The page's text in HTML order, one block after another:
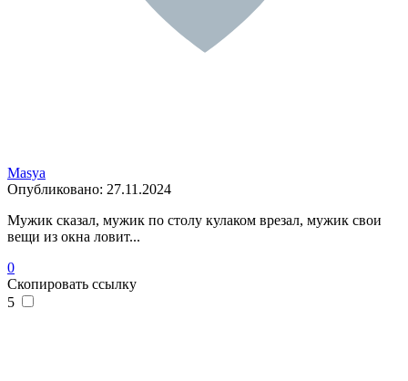
Masya
Опубликовано: 27.11.2024
Мужик сказал, мужик по столу кулаком врезал, мужик свои
вещи из окна ловит...
0
Скопировать ссылку
5